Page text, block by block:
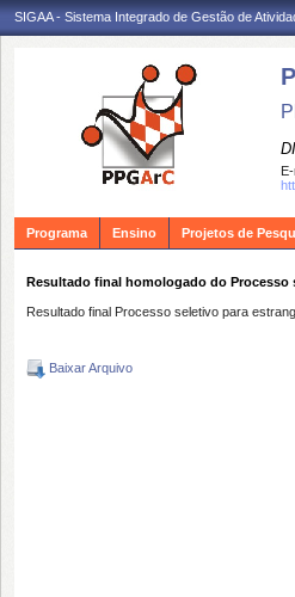
SIGAA - Sistema Integrado de Gestão de
Programa Ensino Projetos de
Resultado final homologado do Processo
Resultado final Processo seletivo para
Baixar Arquivo